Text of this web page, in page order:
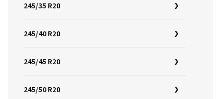
245/35 R20
245/40 R20
245/45 R20
245/50 R20